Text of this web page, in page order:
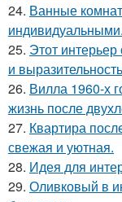
24. Ванные
индивидуальными.
25. Этот интерьер
и
26. Вилла 1960-х
жизнь после
27. Квартира
свежая и уютная.
28. Идея для
29. Оливковый в